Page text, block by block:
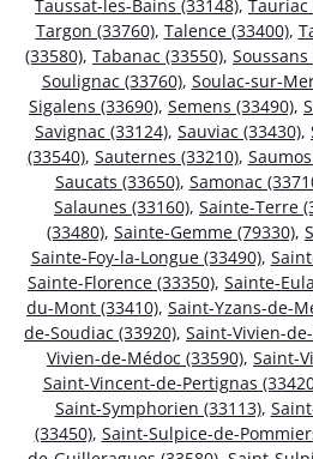
Taussat-les-Bains (33148), Tauriac
Targon (33760), Talence (33400),
(33580), Tabanac (33550), Soussans
Soulignac (33760), Soulac-sur-
Sigalens (33690), Semens (33490),
Savignac (33124), Sauviac (33430),
(33540), Sauternes (33210),
Saucats (33650), Samonac
Salaunes (33160), Sainte-Terre
(33480), Sainte-Gemme (79330),
Sainte-Foy-la-Longue (33490),
Sainte-Florence (33350), Sainte-
du-Mont (33410), Saint-Yzans-de-
de-Soudiac (33920), Saint-Vivien-
Vivien-de-Médoc (33590), Saint-
Saint-Vincent-de-Pertignas
Saint-Symphorien (33113),
(33450), Saint-Sulpice-de-